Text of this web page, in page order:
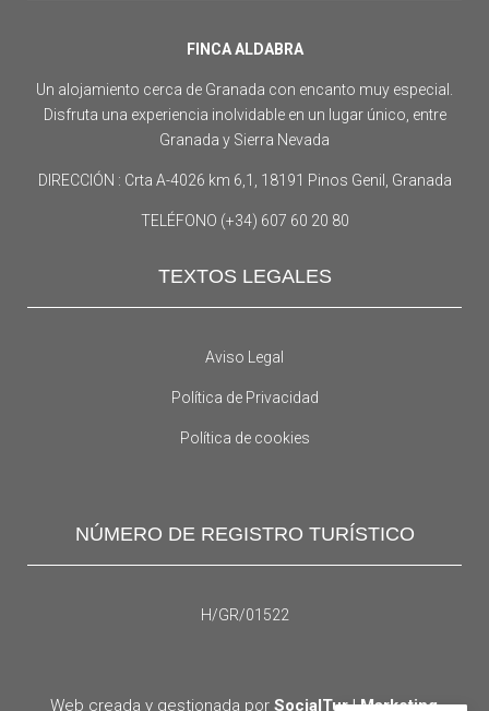
FINCA ALDABRA
Un alojamiento cerca de Granada con encanto muy especial.
Disfruta una experiencia inolvidable en un lugar único, entre
Granada y Sierra Nevada
DIRECCIÓN : Crta A-4026 km 6,1, 18191 Pinos Genil, Granada
TELÉFONO (+34) 607 60 20 80
TEXTOS LEGALES
Aviso Legal
Política de Privacidad
Política de cookies
NÚMERO DE REGISTRO TURÍSTICO
H/GR/01522
Web creada y gestionada porSocialTur | Marketing